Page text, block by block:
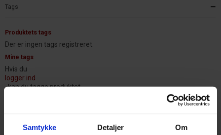
Samtykke Detaljer Om
Tags
Produktets tags
Der er ingen tags registreret.
Mine tags
Hvis du
logger ind
, kan du tagge produktet.